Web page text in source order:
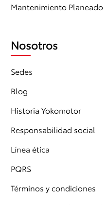
Mantenimiento Planeado
Nosotros
Sedes
Blog
Historia Yokomotor
Responsabilidad social
Línea ética
PQRS
Términos y condiciones